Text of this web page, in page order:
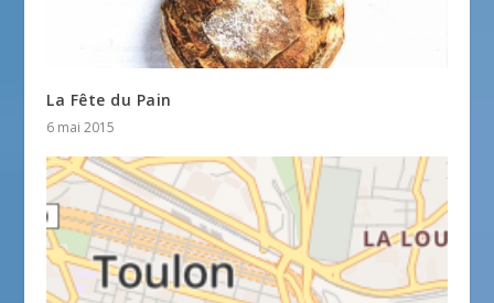
La Fête du Pain
6 mai 2015